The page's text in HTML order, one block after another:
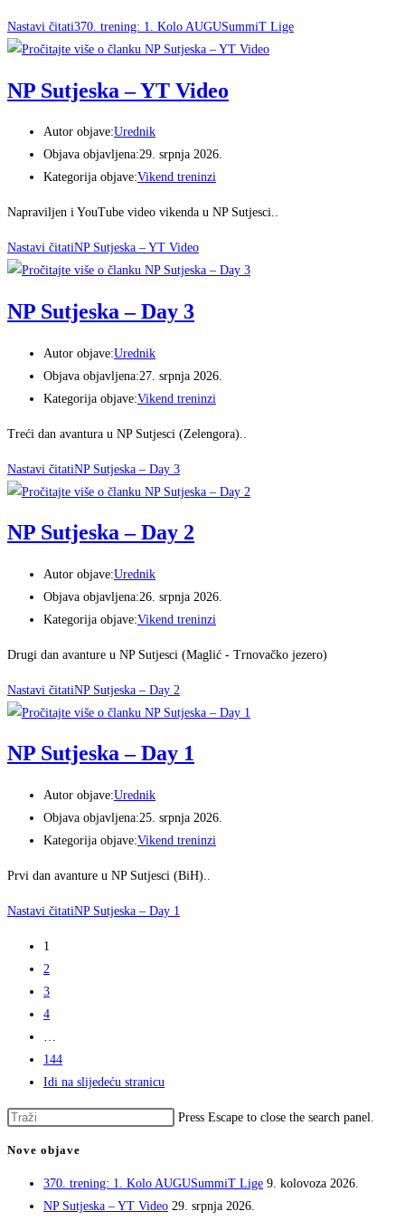
Nastavi čitati370. trening: 1. Kolo AUGUSummiT Lige
NP Sutjeska – YT Video
Autor objave:Urednik
Objava objavljena:29. srpnja 2026.
Kategorija objave:Vikend treninzi
Napraviljen i YouTube video vikenda u NP Sutjesci..
Nastavi čitatiNP Sutjeska – YT Video
NP Sutjeska – Day 3
Autor objave:Urednik
Objava objavljena:27. srpnja 2026.
Kategorija objave:Vikend treninzi
Treći dan avantura u NP Sutjesci (Zelengora)..
Nastavi čitatiNP Sutjeska – Day 3
NP Sutjeska – Day 2
Autor objave:Urednik
Objava objavljena:26. srpnja 2026.
Kategorija objave:Vikend treninzi
Drugi dan avanture u NP Sutjesci (Maglić - Trnovačko jezero)
Nastavi čitatiNP Sutjeska – Day 2
NP Sutjeska – Day 1
Autor objave:Urednik
Objava objavljena:25. srpnja 2026.
Kategorija objave:Vikend treninzi
Prvi dan avanture u NP Sutjesci (BiH)..
Nastavi čitatiNP Sutjeska – Day 1
1
2
3
4
144
Idi na slijedeću stranicu
Press Escape to close the search panel.
Nove objave
370. trening: 1. Kolo AUGUSummiT Lige 9. kolovoza 2026.
NP Sutjeska – YT Video 29. srpnja 2026.